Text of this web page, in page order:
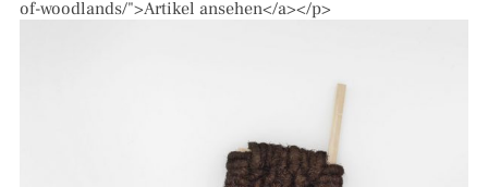
of-woodlands/">Artikel ansehen</a></p>